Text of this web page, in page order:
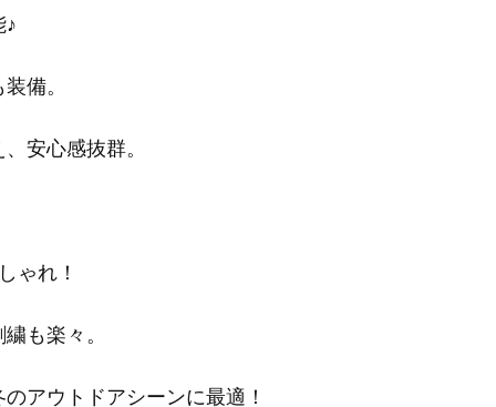
♪
備。
安心感抜群。
ゃれ！
も楽々。
アウトドアシーンに最適！